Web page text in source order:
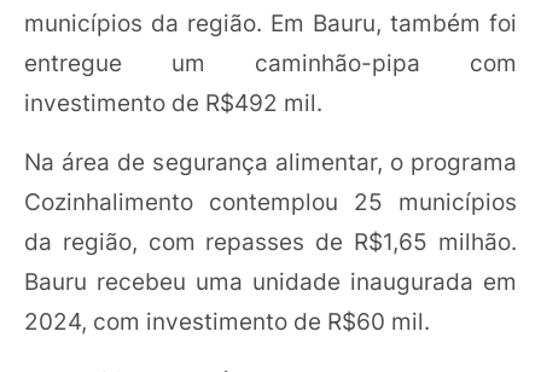
municípios da região. Em Bauru, também foi
entregue um caminhão-pipa com
investimento de R$492 mil.
Na área de segurança alimentar, o programa
Cozinhalimento contemplou 25 municípios
da região, com repasses de R$1,65 milhão.
Bauru recebeu uma unidade inaugurada em
2024, com investimento de R$60 mil.